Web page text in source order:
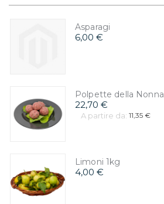
Asparagi
6,00 €
Polpette della Nonna
22,70 €
A partire da: 11,35 €
Limoni 1kg
4,00 €